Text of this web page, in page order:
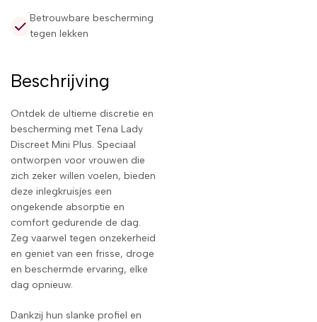
Betrouwbare bescherming
tegen lekken
Beschrijving
Ontdek de ultieme discretie en
bescherming met Tena Lady
Discreet Mini Plus. Speciaal
ontworpen voor vrouwen die
zich zeker willen voelen, bieden
deze inlegkruisjes een
ongekende absorptie en
comfort gedurende de dag.
Zeg vaarwel tegen onzekerheid
en geniet van een frisse, droge
en beschermde ervaring, elke
dag opnieuw.
Dankzij hun slanke profiel en